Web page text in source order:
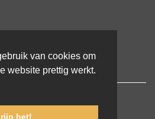
van cookies om
website prettig werkt.
het!